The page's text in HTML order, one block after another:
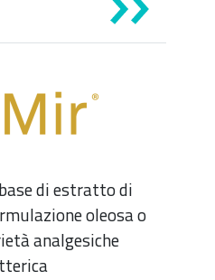
di estratto di
oleosa o
analgesiche